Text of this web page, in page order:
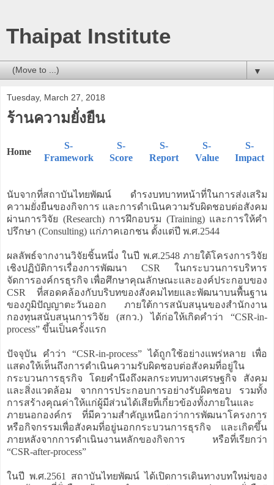
Thaipat Institute
▼
Tuesday, March 27, 2018
ร้านความยั่งยืน
Home
S-
Framework
S-
Score
S-
Report
S-
Value
S-
Impact
นับจากที่สถาบันไทยพัฒน์ ดำรงบทบาทหน้าที่ในการส่งเสริม
ความยั่งยืนของกิจการ และการดำเนินความรับผิดชอบต่อสังคม
ผ่านการวิจัย (Research) การฝึกอบรม (Training) และการให้คำ
ปรึกษา (Consulting) แก่ภาคเอกชน ตั้งแต่ปี พ.ศ.2544
ผลลัพธ์จากงานวิจัยชิ้นหนึ่ง ในปี พ.ศ.2548 ภายใต้โครงการวิจัย
เชิงปฏิบัติการเรื่องการพัฒนา CSR ในกระบวนการบริหาร
จัดการองค์กรธุรกิจ เพื่อศึกษาคุณลักษณะและองค์ประกอบของ
CSR ที่สอดคล้องกับบริบทของสังคมไทยและพัฒนาบนพื้นฐาน
ของภูมิปัญญาตะวันออก ภายใต้การสนับสนุนของสำนักงาน
กองทุนสนับสนุนการวิจัย (สกว.) ได้ก่อให้เกิดคำว่า “CSR-in-
process” ขึ้นเป็นครั้งแรก
ปัจจุบัน คำว่า “CSR-in-process” ได้ถูกใช้อย่างแพร่หลาย เพื่อ
แสดงให้เห็นถึงการดำเนินความรับผิดชอบต่อสังคมที่อยู่ใน
กระบวนการธุรกิจ โดยคำนึงถึงผลกระทบทางเศรษฐกิจ สังคม
และสิ่งแวดล้อม จากการประกอบการอย่างรับผิดชอบ รวมทั้ง
การสร้างคุณค่าให้แก่ผู้มีส่วนได้เสียที่เกี่ยวข้องทั้งภายในและ
ภายนอกองค์กร ที่มีความสำคัญเหนือกว่าการพัฒนาโครงการ
หรือกิจกรรมเพื่อสังคมที่อยู่นอกกระบวนการธุรกิจ และเกิดขึ้น
ภายหลังจากการดำเนินงานหลักของกิจการ หรือที่เรียกว่า
“CSR-after-process”
ในปี พ.ศ.2561 สถาบันไทยพัฒน์ ได้เปิดการเดินทางบทใหม่ของ